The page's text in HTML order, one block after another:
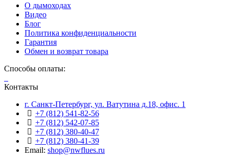
О дымоходах
Видео
Блог
Политика конфиденциальности
Гарантия
Обмен и возврат товара
Способы оплаты:
Контакты
г. Санкт-Петербург, ул. Ватутина д.18, офис. 1
+7 (812) 541-82-56
+7 (812) 542-07-85
+7 (812) 380-40-47
+7 (812) 380-41-39
Email: shop@nwflues.ru